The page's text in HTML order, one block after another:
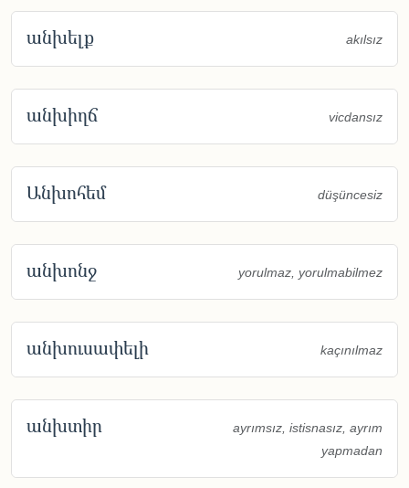
անխելք akılsız
անխիղճ vicdansız
Անխոհեմ düşüncesiz
անխոնջ yorulmaz, yorulmabilmez
անխուսափելի kaçınılmaz
անխտիր
ayrımsız, istisnasız, ayrım
yapmadan